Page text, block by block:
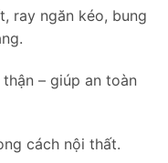
ray ngăn kéo, bung
– giúp an toàn
cách nội thất.